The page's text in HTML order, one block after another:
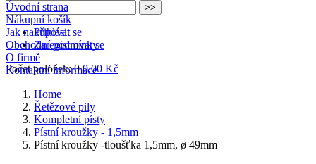
Přihlásit se
Zaregistrovat se
Počet položek: 0 0,00 Kč
Úvodní strana
Nákupní košík
Jak nakupovat
Obchodní podmínky
O firmě
Kontaktní informace
Home
Řetězové pily
Kompletní písty
Pístní kroužky - 1,5mm
Pístní kroužky -tloušťka 1,5mm, ø 49mm